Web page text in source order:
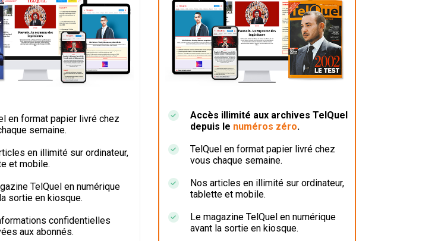
en format papier livré chez
semaine.
en illimité sur ordinateur,
et mobile.
TelQuel en numérique
sortie en kiosque.
confidentielles
aux abonnés.
Accès illimité aux archives TelQuel
depuis le numéros zéro.
TelQuel en format papier livré chez
vous chaque semaine.
Nos articles en illimité sur ordinateur,
tablette et mobile.
Le magazine TelQuel en numérique
avant la sortie en kiosque.